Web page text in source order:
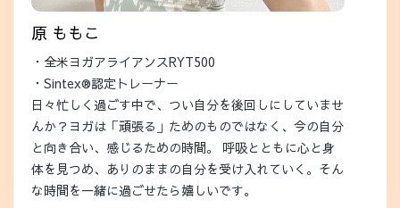
原 ももこ
・全米ヨガアライアンスRYT500
・Sintex®︎認定トレーナー
日々忙しく過ごす中で、つい自分を後回しにしていませ
んか？ヨガは「頑張る」ためのものではなく、今の自分
と向き合い、感じるための時間。 呼吸とともに心と身
体を見つめ、ありのままの自分を受け入れていく。そん
な時間を一緒に過ごせたら嬉しいです。